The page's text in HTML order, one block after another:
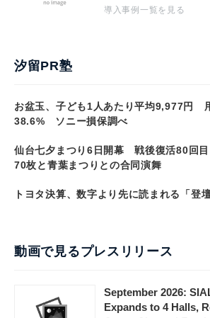
導入事例一覧を見る
汐留PR塾
お盆玉、子ども1人あたり平均9,977円
38.6% ソニー損保調べ
仙台七夕まつり6日開幕 戦後復活80回目
70枚と青葉まつりとの合同演舞
トヨタ決算、数字より先に読まれる「登壇
動画で見るプレスリリース
September 2026:
Expands to 4 Halls,